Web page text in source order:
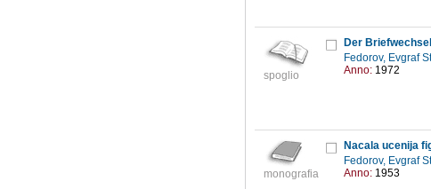
spoglio
Der
Fedorov, Evgraf
Anno: 1972
monografia
Nacala ucenija
Fedorov, Evgraf
Anno: 1953